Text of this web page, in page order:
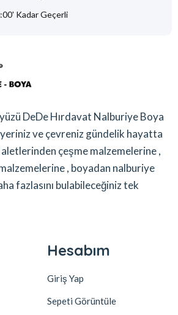
Kadar Geçerli
DeDe Hırdavat Nalburiye Boya
ve çevreniz gündelik hayatta
çeşme malzemelerine ,
, boyadan nalburiye
fazlasını bulabileceğiniz tek
Hesabım
Giriş Yap
Sepeti Görüntüle